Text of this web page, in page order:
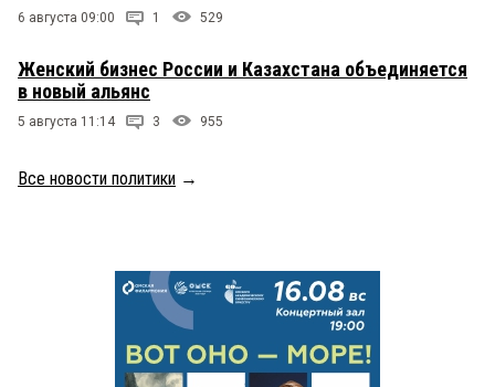
6 августа 09:00 1 529
Женский бизнес России и Казахстана объединяется
в новый альянс
5 августа 11:14 3 955
Все новости политики →